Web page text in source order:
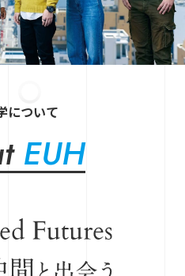
について
EUH